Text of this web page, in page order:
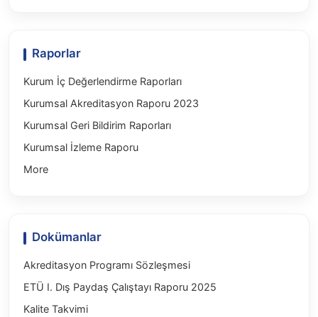
Raporlar
Kurum İç Değerlendirme Raporları
Kurumsal Akreditasyon Raporu 2023
Kurumsal Geri Bildirim Raporları
Kurumsal İzleme Raporu
More
Dokümanlar
Akreditasyon Programı Sözleşmesi
ETÜ I. Dış Paydaş Çalıştayı Raporu 2025
Kalite Takvimi